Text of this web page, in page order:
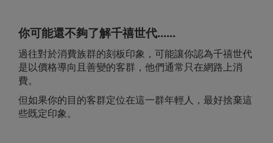
你可能還不夠了解千禧世代......
過往對於消費族群的刻板印象，可能讓你認為千禧世代
是以價格導向且善變的客群， 他們通常只在網路上消
費。
但如果你的目的客群定位在這一群年輕人，最好捨棄這
些既定印象。